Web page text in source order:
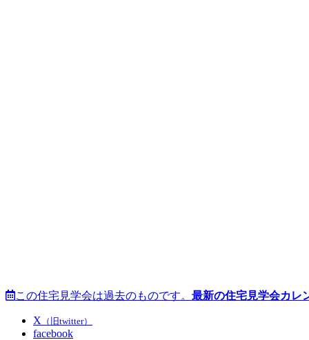
この住宅見学会は過去のものです。 最新の住宅見学会カレ
X （旧twitter）
facebook